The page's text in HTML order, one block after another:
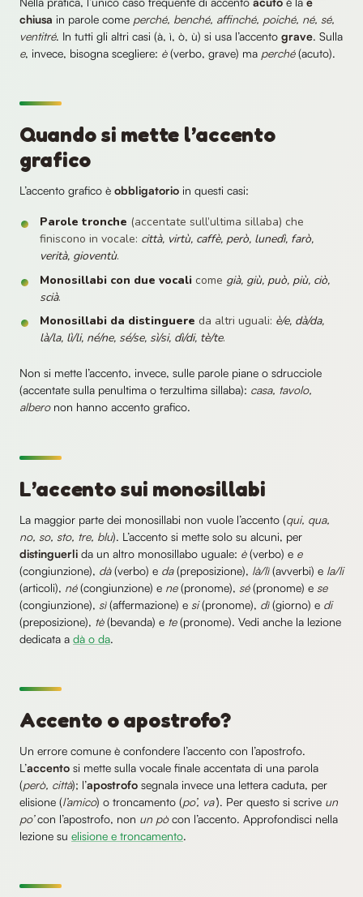
chiusa in parole come perché, benché, affinché, poiché, né, sé,
ventitré. In tutti gli altri casi (à, ì, ò, ù) si usa l’accento grave. Sulla
e, invece, bisogna scegliere: è(verbo, grave) ma perché(acuto).
Quando si mette l’accento
grafico
L’accento grafico è obbligatorio in questi casi:
Parole tronche (accentate sull’ultima sillaba) che
finiscono in vocale: città, virtù, caffè, però, lunedì, farò,
verità, gioventù.
Monosillabi con due vocali come già, giù, può, più, ciò,
scià.
Monosillabi da distinguere da altri uguali: è/e, dà/da,
là/la, lì/li, né/ne, sé/se, sì/si, dì/di, tè/te.
Non si mette l’accento, invece, sulle parole piane o sdrucciole
(accentate sulla penultima o terzultima sillaba): casa, tavolo,
alberonon hanno accento grafico.
L’accento sui monosillabi
La maggior parte dei monosillabi non vuole l’accento (qui, qua,
no, so, sto, tre, blu). L’accento si mette solo su alcuni, per
distinguerli da un altro monosillabo uguale: è(verbo) e e
(congiunzione), dà(verbo) e da(preposizione), là/lì(avverbi) e la/li
(articoli), né(congiunzione) e ne(pronome), sé(pronome) e se
(congiunzione), sì(affermazione) e si(pronome), dì(giorno) e di
(preposizione), tè(bevanda) e te(pronome). Vedi anche la lezione
dedicata a dà o da.
Accento o apostrofo?
Un errore comune è confondere l’accento con l’apostrofo.
L’accento si mette sulla vocale finale accentata di una parola
(però, città); l’apostrofo segnala invece una lettera caduta, per
elisione (l’amico) o troncamento (po’, va’). Per questo si scrive un
po’con l’apostrofo, non un pòcon l’accento. Approfondisci nella
lezione su elisione e troncamento.